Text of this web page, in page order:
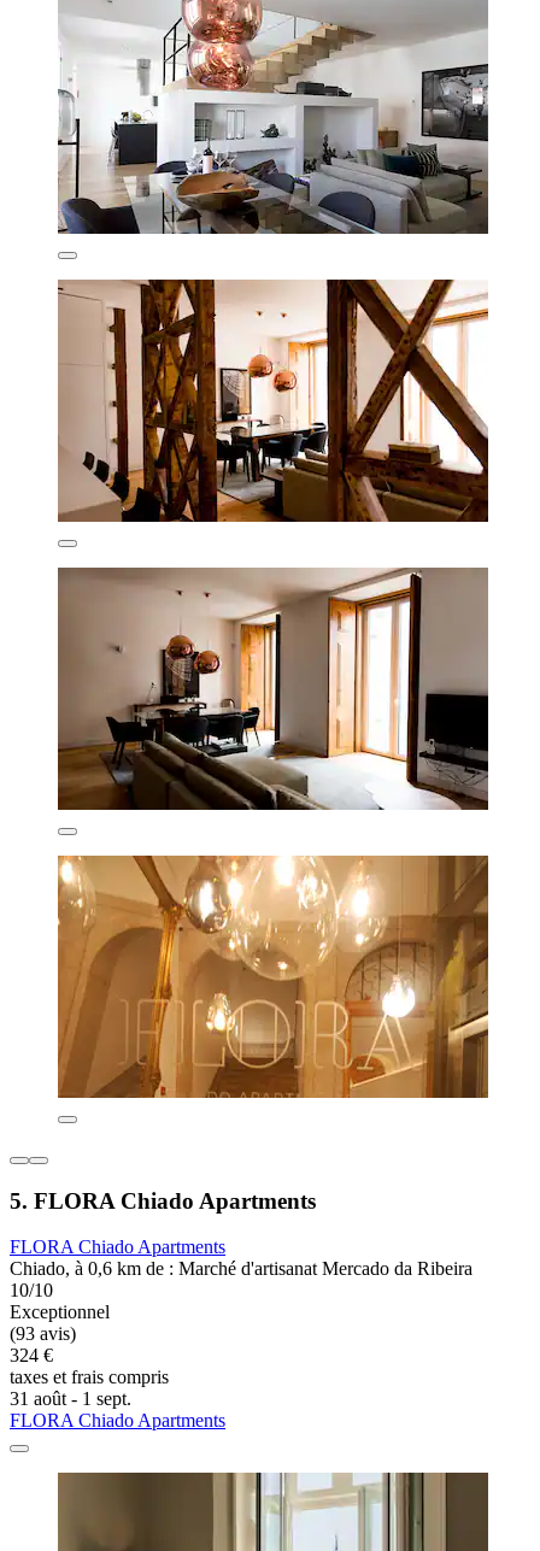
5. FLORA Chiado Apartments
FLORA Chiado Apartments
Chiado, à 0,6 km de : Marché d'artisanat Mercado da Ribeira
10/10
Exceptionnel
(93 avis)
324 €
taxes et frais compris
31 août - 1 sept.
FLORA Chiado Apartments